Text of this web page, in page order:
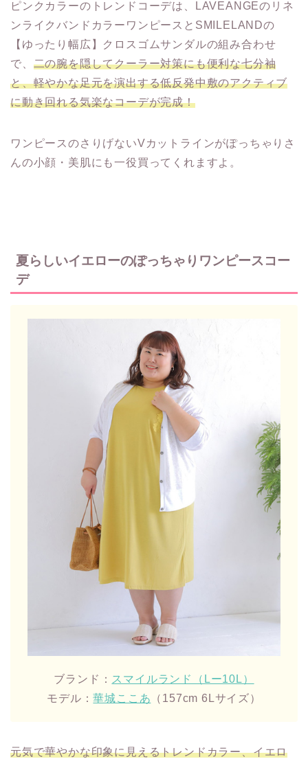
ピンクカラーのトレンドコーデは、LAVEANGEのリネ
ンライクバンドカラーワンピースとSMILELANDの
【ゆったり幅広】クロスゴムサンダルの組み合わせ
で、 二の腕を隠してクーラー対策にも便利な七分袖
と、軽やかな足元を演出する低反発中敷のアクティブ
に動き回れる気楽なコーデが完成！
ワンピースのさりげないVカットラインがぽっちゃりさ
んの小顔・美肌にも一役買ってくれますよ。
夏らしいイエローのぽっちゃりワンピースコー
デ
ブランド： スマイルランド（Lー10L）
モデル：華城ここあ （157cm 6Lサイズ）
元気で華やかな印象に見えるトレンドカラー、イエロ